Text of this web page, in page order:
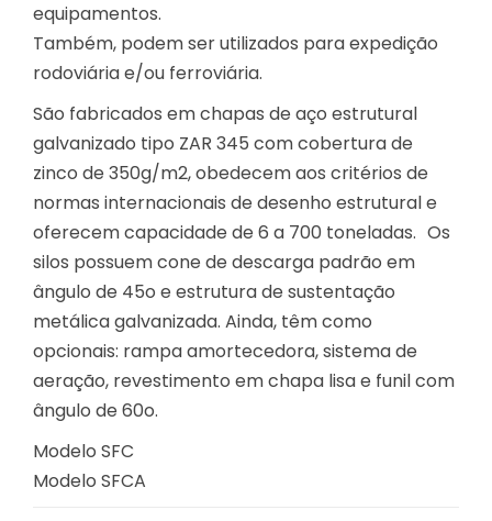
equipamentos.
Também, podem ser utilizados para expedição
rodoviária e/ou ferroviária.
São fabricados em chapas de aço estrutural
galvanizado tipo ZAR 345 com cobertura de
zinco de 350g/m2, obedecem aos critérios de
normas internacionais de desenho estrutural e
oferecem capacidade de 6 a 700 toneladas. Os
silos possuem cone de descarga padrão em
ângulo de 45o e estrutura de sustentação
metálica galvanizada. Ainda, têm como
opcionais: rampa amortecedora, sistema de
aeração, revestimento em chapa lisa e funil com
ângulo de 60o.
Modelo SFC
Modelo SFCA